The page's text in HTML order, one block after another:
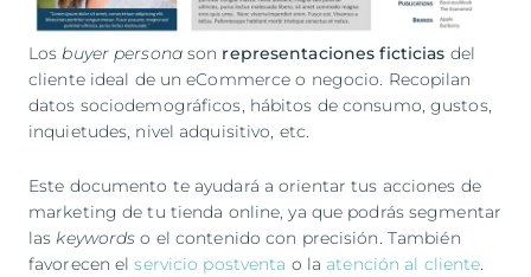
Losbuyer personason representaciones ficticias del
cliente ideal de un eCommerce o negocio. Recopilan
datos sociodemográficos, hábitos de consumo, gustos,
inquietudes, nivel adquisitivo, etc.
Este documento te ayudará a orientar tus acciones de
marketing de tu tienda online, ya que podrás segmentar
laskeywords o el contenido con precisión. También
favorecen elservicio postventa o la atención al cliente.